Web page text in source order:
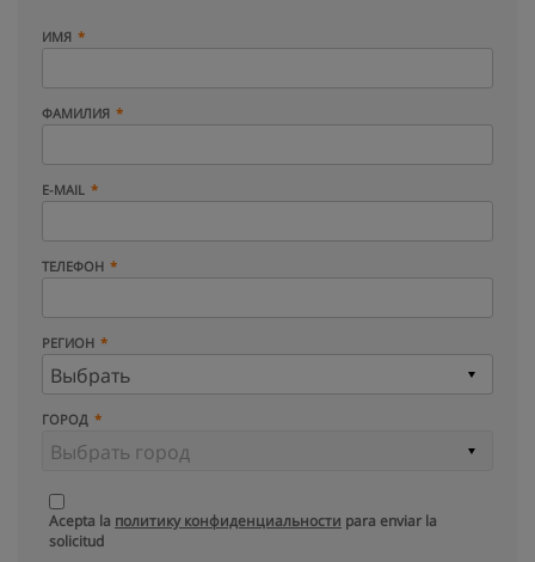
ИМЯ
ФАМИЛИЯ
E-MAIL
ТЕЛЕФОН
РЕГИОН
ГОРОД
Acepta la политику конфиденциальности para enviar la
solicitud